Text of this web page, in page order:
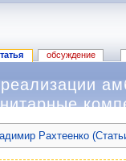
обсуждение
Рахтеенко